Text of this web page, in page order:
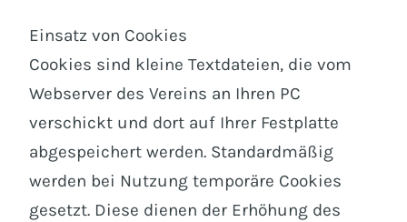
Einsatz von Cookies
Cookies sind kleine Textdateien, die vom
Webserver des Vereins an Ihren PC
verschickt und dort auf Ihrer Festplatte
abgespeichert werden. Standardmäßig
werden bei Nutzung temporäre Cookies
gesetzt. Diese dienen der Erhöhung des